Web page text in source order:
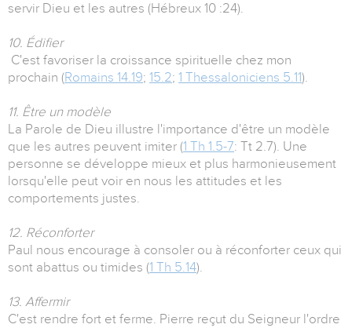
servir Dieu et les autres (Hébreux 10 :24).
10. Édifier
C'est favoriser la croissance spirituelle chez mon
prochain (Romains 14.19; 15.2; 1 Thessaloniciens 5.11).
11. Être un modèle
La Parole de Dieu illustre l'importance d'être un modèle
que les autres peuvent imiter (1 Th 1.5-7: Tt 2.7). Une
personne se développe mieux et plus harmonieusement
lorsqu'elle peut voir en nous les attitudes et les
comportements justes.
12. Réconforter
Paul nous encourage à consoler ou à réconforter ceux qui
sont abattus ou timides (1 Th 5.14).
13. Affermir
C'est rendre fort et ferme. Pierre reçut du Seigneur l'ordre